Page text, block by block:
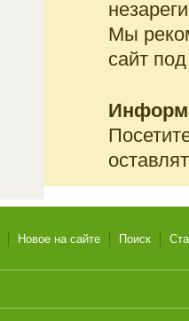
Мы
сайт
Новое на сайте Поиск